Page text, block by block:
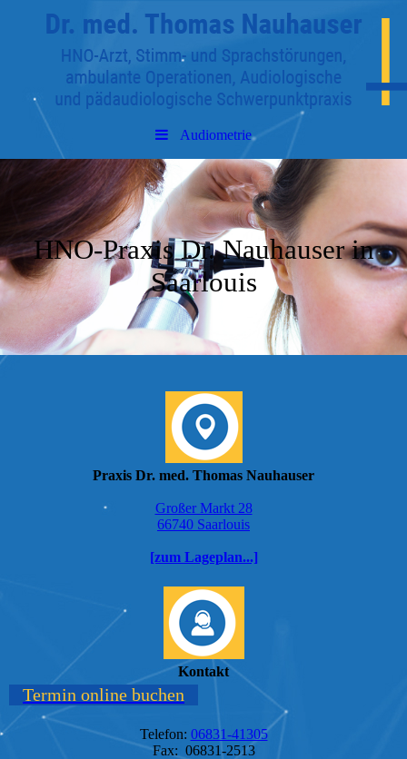
Audiometrie
HNO-Praxis Dr. Nauhauser in
Saarlouis
Praxis Dr. med. Thomas Nauhauser
Großer Markt 28
66740 Saarlouis
[zum Lageplan...]
Kontakt
Termin online buchen
Telefon: 06831-41305
Fax: 06831-2513